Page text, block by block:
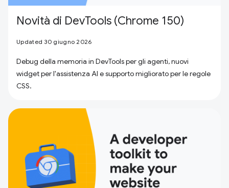
Novità di DevTools (Chrome 150)
Updated 30 giugno 2026
Debug della memoria in DevTools per gli agenti, nuovi
widget per l'assistenza AI e supporto migliorato per le regole
CSS.